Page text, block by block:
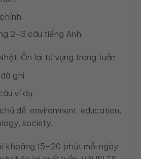
2–3 câu tiếng Anh.
Ôn lại từ vựng trong tuần
ghi.
ví dụ.
đề: environment, education,
society.
khoảng 15–20 phút mỗi ngày